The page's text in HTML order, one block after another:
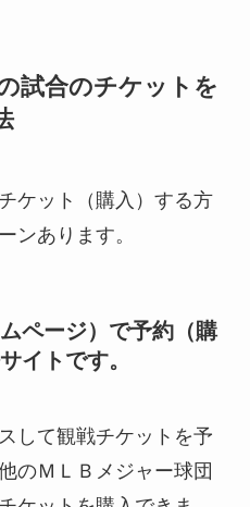
試合のチケットを
ケット（購入）する方
ンあります。
ページ）で予約（購
トです。
して観戦チケットを予
のＭＬＢメジャー球団